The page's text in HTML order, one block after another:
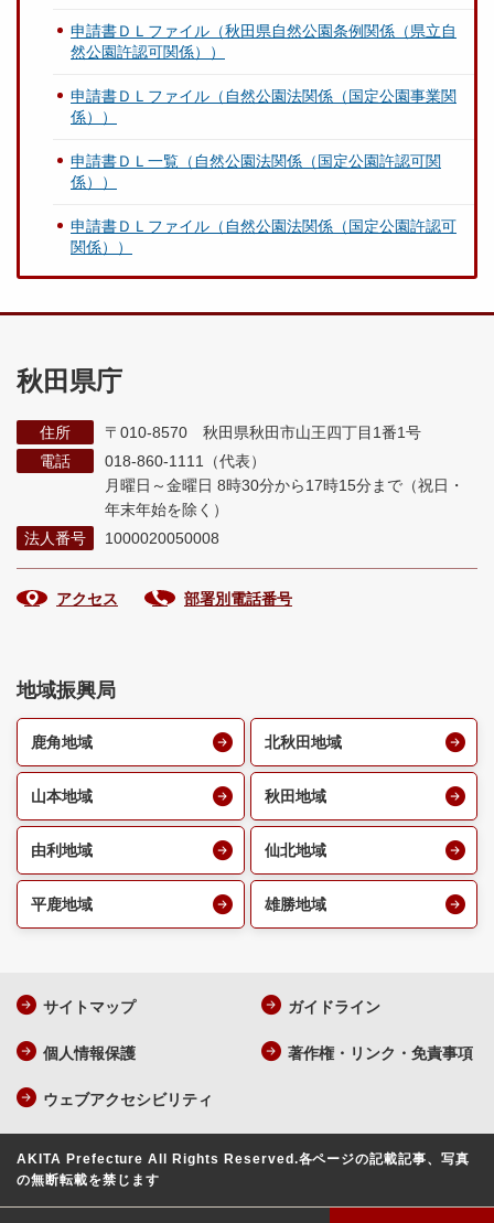
申請書ＤＬファイル（秋田県自然公園条例関係（県立自
然公園許認可関係））
申請書ＤＬファイル（自然公園法関係（国定公園事業関
係））
申請書ＤＬ一覧（自然公園法関係（国定公園許認可関
係））
申請書ＤＬファイル（自然公園法関係（国定公園許認可
関係））
秋田県庁
住所
〒010-8570 秋田県秋田市山王四丁目1番1号
電話
018-860-1111（代表）
月曜日～金曜日 8時30分から17時15分まで （祝日・
年末年始を除く）
法人番号
1000020050008
アクセス 部署別電話番号
地域振興局
鹿角地域 北秋田地域
山本地域 秋田地域
由利地域 仙北地域
平鹿地域 雄勝地域
サイトマップ ガイドライン
個人情報保護 著作権・リンク・免責事項
ウェブアクセシビリティ
AKITA Prefecture All Rights Reserved.各ページの記載記事、写真
の無断転載を禁じます